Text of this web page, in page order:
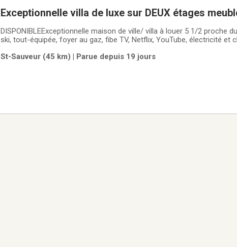
Exceptionnelle villa de luxe sur DEUX étages
DISPONIBLEExceptionnelle maison de ville/ villa à louer 5 1/2 proche
ski, tout-équipée, foyer au gaz, fibe TV, Netflix, YouTube, électricité et
trois chambres
St-Sauveur (45 km) | Parue depuis 19 jours